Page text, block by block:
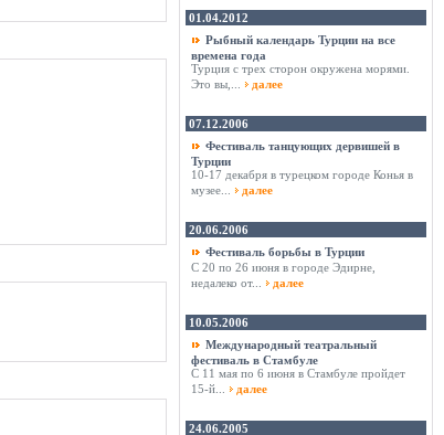
01.04.2012
Рыбный календарь Турции на все
времена года
Турция с трех сторон окружена морями.
Это вы,...
далее
07.12.2006
Фестиваль танцующих дервишей в
Турции
10-17 декабря в турецком городе Конья в
музее...
далее
20.06.2006
Фестиваль борьбы в Турции
С 20 по 26 июня в городе Эдирне,
недалеко от...
далее
10.05.2006
Международный театральный
фестиваль в Стамбуле
С 11 мая по 6 июня в Стамбуле пройдет
15-й...
далее
24.06.2005